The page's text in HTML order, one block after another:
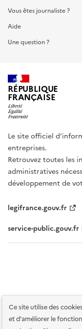
Ce site utilise des
et d'améliorer le
Vous êtes journaliste ?
Aide
Une question ?
RÉPUBLIQUE
FRANÇAISE
Le site officiel
entreprises.
Retrouvez toutes les
administratives
développement de
legifrance.gouv.fr
service-public.gouv.fr